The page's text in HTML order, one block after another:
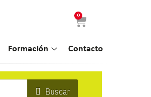
0
Formación Contacto
Buscar